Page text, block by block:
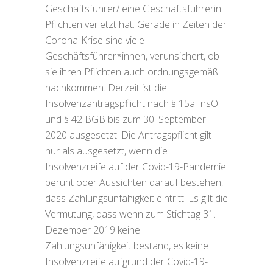
Geschäftsführer/ eine Geschäftsführerin
Pflichten verletzt hat. Gerade in Zeiten der
Corona-Krise sind viele
Geschäftsführer*innen, verunsichert, ob
sie ihren Pflichten auch ordnungsgemäß
nachkommen. Derzeit ist die
Insolvenzantragspflicht nach § 15a InsO
und § 42 BGB bis zum 30. September
2020 ausgesetzt. Die Antragspflicht gilt
nur als ausgesetzt, wenn die
Insolvenzreife auf der Covid-19-Pandemie
beruht oder Aussichten darauf bestehen,
dass Zahlungsunfähigkeit eintritt. Es gilt die
Vermutung, dass wenn zum Stichtag 31.
Dezember 2019 keine
Zahlungsunfähigkeit bestand, es keine
Insolvenzreife aufgrund der Covid-19-